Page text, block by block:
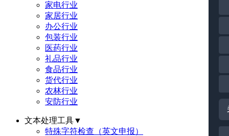
家电行业
家居行业
办公行业
包装行业
医药行业
礼品行业
食品行业
货代行业
农林行业
安防行业
文本处理工具▼
特殊字符检查（英文申报）